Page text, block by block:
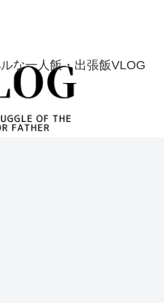
な一人飯・出張飯VLOG